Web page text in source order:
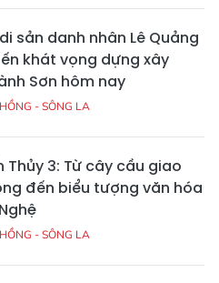
sản danh nhân Lê Quảng
khát vọng dựng xây
Sơn hôm nay
- SÔNG LA
Thủy 3: Từ cây cầu giao
đến biểu tượng văn hóa
- SÔNG LA